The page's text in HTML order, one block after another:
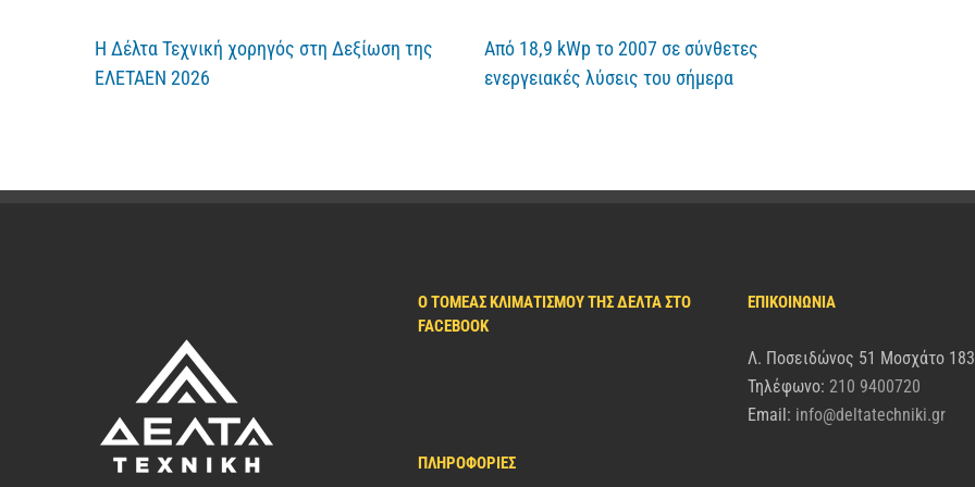
Η Δέλτα Τεχνική χορηγός στη Δεξίωση της
ΕΛΕΤΑΕΝ 2026
Από 18,9 kWp το 2007 σε σύνθετες
ενεργειακές λύσεις του σήμερα
Ο ΤΟΜΈΑΣ ΚΛΙΜΑΤΙΣΜΟΎ ΤΗΣ ΔΈΛΤΑ ΣΤΟ
FACEBOOK
ΠΛΗΡΟΦΟΡΊΕΣ
ΕΠΙΚΟΙΝΩΝΙΑ
Λ. Ποσειδώνος 51 Μοσχάτο
Τηλέφωνο: 210 9400720
Email: info@deltatechniki.gr